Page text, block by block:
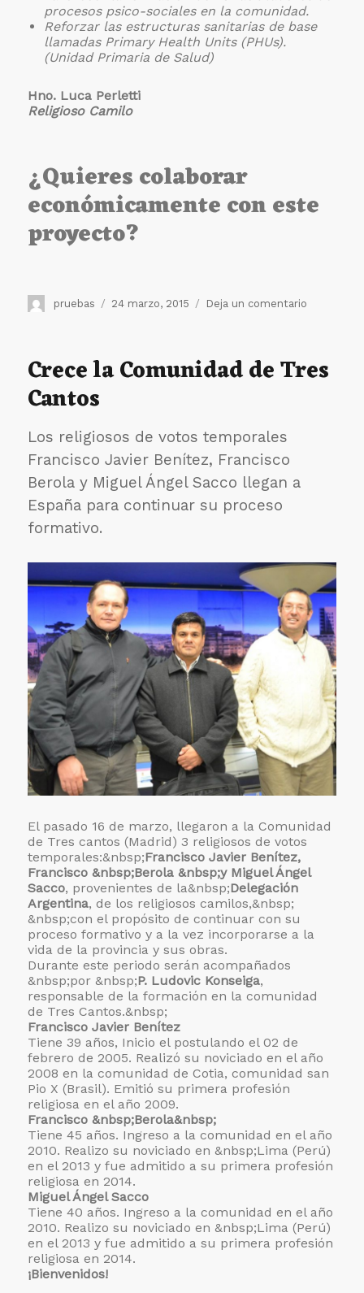
procesos psico-sociales en la comunidad.
Reforzar las estructuras sanitarias de base
llamadas Primary Health Units (PHUs).
(Unidad Primaria de Salud)
Hno. Luca Perletti
Religioso Camilo
¿Quieres colaborar
económicamente con este
proyecto?
Autor
pruebas
Publicado
24 marzo, 2015 Deja un comentario
Perletti
Crece la Comunidad de Tres
Cantos
Los religiosos de votos temporales
Francisco Javier Benítez, Francisco
Berola y Miguel Ángel Sacco llegan a
España para continuar su proceso
formativo.
El pasado 16 de marzo, llegaron a la Comunidad
de Tres cantos (Madrid) 3 religiosos de votos
temporales:&nbsp;Francisco Javier Benítez,
Francisco &nbsp;Berola &nbsp;y Miguel Ángel
Sacco, provenientes de la&nbsp;Delegación
Argentina, de los religiosos camilos,&nbsp;
&nbsp;con el propósito de continuar con su
proceso formativo y a la vez incorporarse a la
vida de la provincia y sus obras.
Durante este periodo serán acompañados
&nbsp;por &nbsp;P. Ludovic Konseiga,
responsable de la formación en la comunidad
de Tres Cantos.&nbsp;
Francisco Javier Benítez
Tiene 39 años, Inicio el postulando el 02 de
febrero de 2005. Realizó su noviciado en el año
2008 en la comunidad de Cotia, comunidad san
Pio X (Brasil). Emitió su primera profesión
religiosa en el año 2009.
Francisco &nbsp;Berola&nbsp;
Tiene 45 años. Ingreso a la comunidad en el año
2010. Realizo su noviciado en &nbsp;Lima (Perú)
en el 2013 y fue admitido a su primera profesión
religiosa en 2014.
Miguel Ángel Sacco
Tiene 40 años. Ingreso a la comunidad en el año
2010. Realizo su noviciado en &nbsp;Lima (Perú)
en el 2013 y fue admitido a su primera profesión
religiosa en 2014.
¡Bienvenidos!